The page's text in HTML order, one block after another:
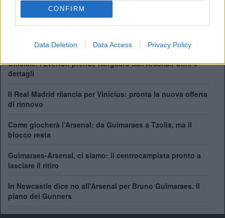
CONFIRM
Data Deletion Data Access Privacy Policy
League Cup:2
FA Community Shield:17
Ufficiale. l'Everton prende Norgaard dall'Arsenal. Cifre e
dettagli
Il Real Madrid rilancia per Vinicius: pronta la nuova offerta
di rinnovo
Come giocherà l'Arsenal: da Guimaraes a Tzolis, ma il
blocco resta
Guimaraes-Arsenal, ci siamo: il centrocampista pronto a
lasciare il ritiro
In Newcastle dice no all'Arsenal per Bruno Guimaraes. Il
piano dei Gunners